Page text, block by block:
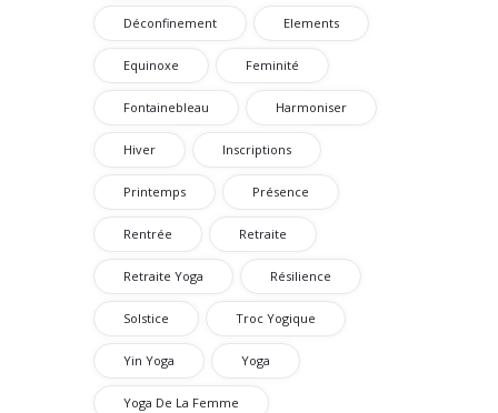
Déconfinement Elements
Equinoxe Feminité
Fontainebleau Harmoniser
Hiver Inscriptions
Printemps Présence
Rentrée Retraite
Retraite Yoga Résilience
Solstice Troc Yogique
Yin Yoga Yoga
Yoga De La Femme